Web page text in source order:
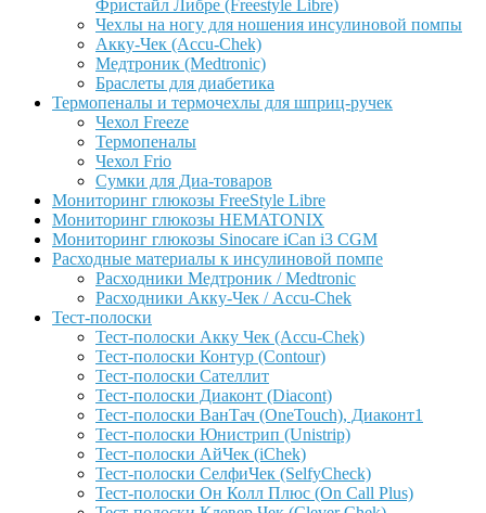
Фристайл Либре (Freestyle Libre)
Чехлы на ногу для ношения инсулиновой помпы
Акку-Чек (Accu-Chek)
Медтроник (Medtronic)
Браслеты для диабетика
Термопеналы и термочехлы для шприц-ручек
Чехол Freeze
Термопеналы
Чехол Frio
Сумки для Диа-товаров
Мониторинг глюкозы FreeStyle Libre
Мониторинг глюкозы HEMATONIX
Мониторинг глюкозы Sinocare iCan i3 CGM
Расходные материалы к инсулиновой помпе
Расходники Медтроник / Medtronic
Расходники Акку-Чек / Accu-Chek
Тест-полоски
Тест-полоски Акку Чек (Accu-Chek)
Тест-полоски Контур (Contour)
Тест-полоски Сателлит
Тест-полоски Диаконт (Diacont)
Тест-полоски ВанТач (OneTouch), Диаконт1
Тест-полоски Юнистрип (Unistrip)
Тест-полоски АйЧек (iChek)
Тест-полоски СелфиЧек (SelfyCheck)
Тест-полоски Он Колл Плюс (On Call Plus)